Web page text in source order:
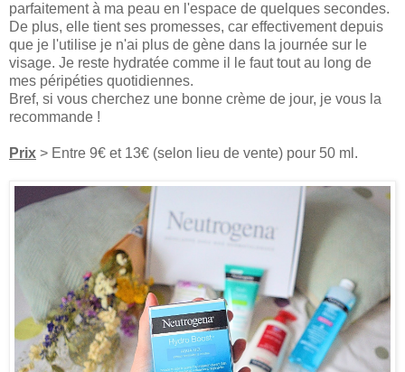
parfaitement à ma peau en l'espace de quelques secondes.
De plus, elle tient ses promesses, car effectivement depuis
que je l'utilise je n'ai plus de gène dans la journée sur le
visage. Je reste hydratée comme il le faut tout au long de
mes péripéties quotidiennes.
Bref, si vous cherchez une bonne crème de jour, je vous la
recommande !
Prix > Entre 9€ et 13€ (selon lieu de vente) pour 50 ml.